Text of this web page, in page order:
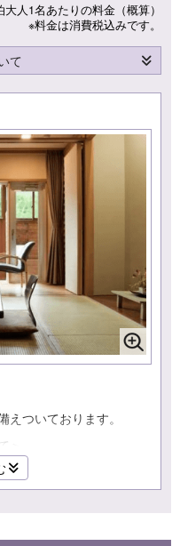
大人1名あたりの料金（概算）
※料金は消費税込みです。
て
ついております。
小さめの造りとなって